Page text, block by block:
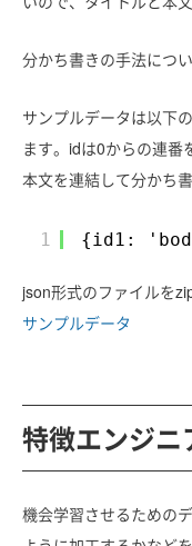
分かち書きの手法につ
サンプルデータは以下
ます。idは0からの連番
本文を連結して分かち
1 {id1:
json形式のファイルを
サンプルデータ
特徴エンジニ
機会学習させるための